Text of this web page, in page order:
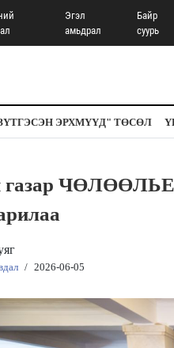
Эгэл
амьдрал
Байр
суурь
ЭРХМҮҮД" ТӨСӨЛ
газар ЧӨЛӨӨЛЬЕ
/ 2026-06-05